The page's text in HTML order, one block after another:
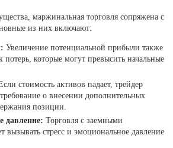
маржинальная торговля сопряжена с
из них включают:
Увеличение потенциальной прибыли также
потерь, которые могут превысить начальные
стоимость активов падает, трейдер
о внесении дополнительных
позиции.
давление: Торговля с заемными
вызывать стресс и эмоциональное давление